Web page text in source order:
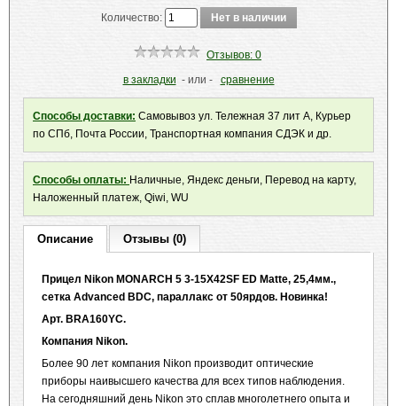
Количество:
Отзывов: 0
в закладки - или - сравнение
Способы доставки: Самовывоз ул. Тележная 37 лит А, Курьер
по СПб, Почта России, Транспортная компания СДЭК и др.
Способы оплаты: Наличные, Яндекс деньги, Перевод на карту,
Наложенный платеж, Qiwi, WU
Описание Отзывы (0)
Прицел Nikon MONARCH 5 3-15X42SF ED Matte, 25,4мм.,
сетка Advanced BDC, параллакс от 50ярдов. Новинка!
Арт. BRA160YС.
Компания Nikon.
Более 90 лет компания Nikon производит оптические
приборы наивысшего качества для всех типов наблюдения.
На сегодняшний день Nikon это сплав многолетнего опыта и